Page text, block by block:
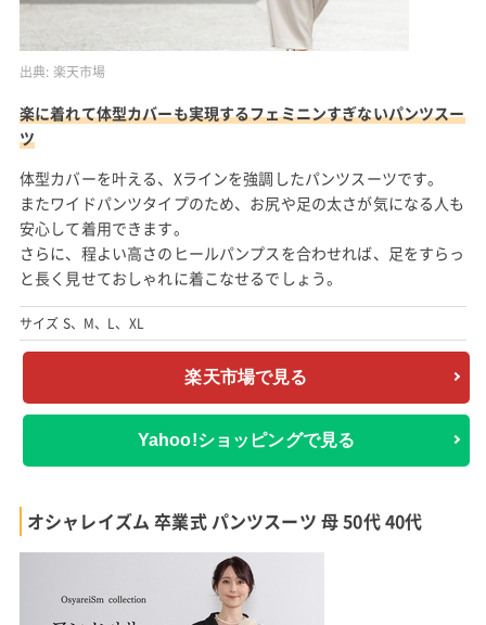
出典: 楽天市場
楽に着れて体型カバーも実現するフェミニンすぎないパンツスー
ツ
体型カバーを叶える、Xラインを強調したパンツスーツです。
またワイドパンツタイプのため、お尻や足の太さが気になる人も
安心して着用できます。
さらに、程よい高さのヒールパンプスを合わせれば、足をすらっ
と長く見せておしゃれに着こなせるでしょう。
サイズ S、M、L、XL
楽天市場で見る
Yahoo!ショッピングで見る
オシャレイズム 卒業式 パンツスーツ 母 50代 40代